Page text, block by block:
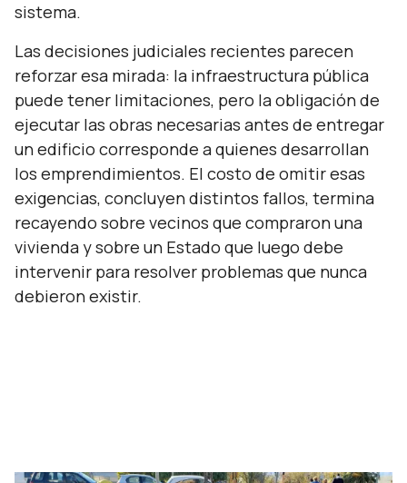
sistema.
Las decisiones judiciales recientes parecen
reforzar esa mirada: la infraestructura pública
puede tener limitaciones, pero la obligación de
ejecutar las obras necesarias antes de entregar
un edificio corresponde a quienes desarrollan
los emprendimientos. El costo de omitir esas
exigencias, concluyen distintos fallos, termina
recayendo sobre vecinos que compraron una
vivienda y sobre un Estado que luego debe
intervenir para resolver problemas que nunca
debieron existir.